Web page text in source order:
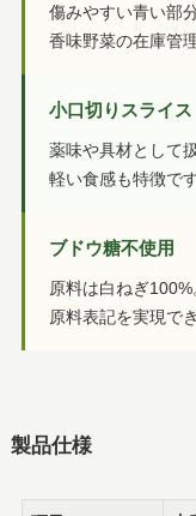
傷みやすい青い部
香味野菜の在庫管
小口切りスライス
薬味や具材として
軽い食感も特徴です
ブドウ糖不使用
原料は白ねぎ
原料表記を実現で
製品仕様